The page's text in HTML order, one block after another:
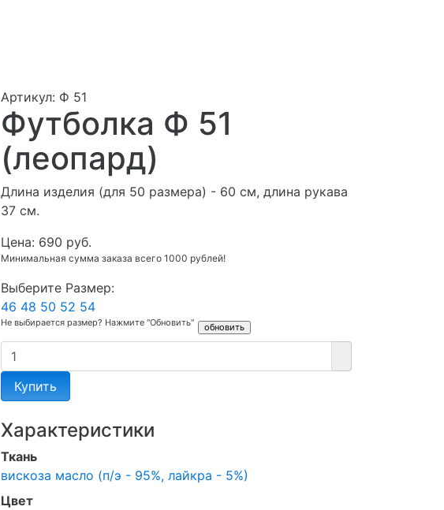
Артикул: Ф 51
Футболка Ф 51
(леопард)
Длина изделия (для 50 размера) - 60 см, длина рукава
37 см.
Цена: 690 руб.
Минимальная сумма заказа всего 1000 рублей!
Выберите Размер:
46 48 50 52 54
Не выбирается размер? Нажмите "Обновить"
Купить
Характеристики
Ткань
вискоза масло (п/э - 95%, лайкра - 5%)
Цвет